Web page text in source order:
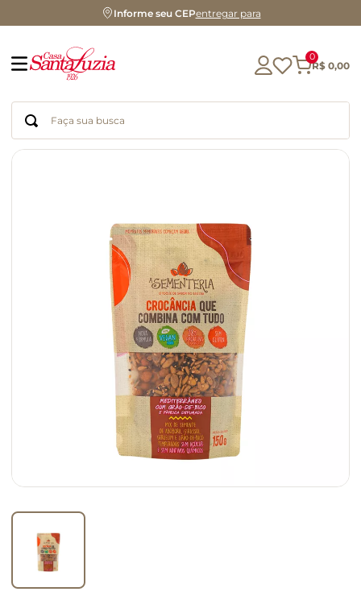
Informe seu CEPentregar para
0
R$ 0,00
Faça sua busca